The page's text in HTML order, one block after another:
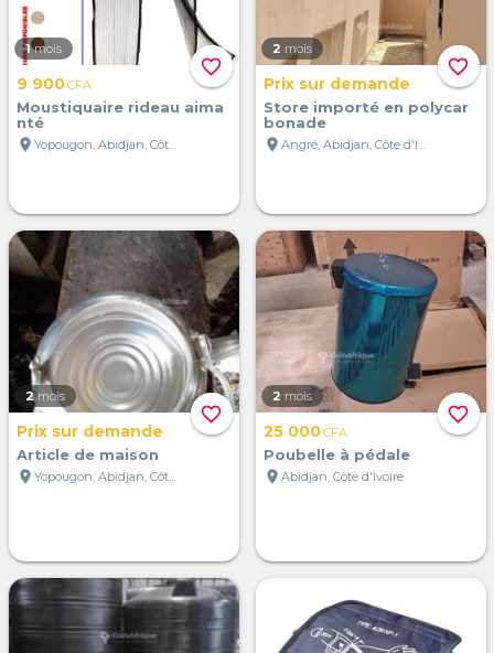
favorite_border
1 mois
9 900CFA
Moustiquaire rideau aima
nté
location_on
Yopougon, Abidjan, Côte d'Ivoire
favorite_border
2 mois
Prix sur demande
Store importé en polycar
bonade
location_on
Angré, Abidjan, Côte d'Ivoire
favorite_border
2 mois
Prix sur demande
Article de maison
location_on
Yopougon, Abidjan, Côte d'Ivoire
favorite_border
2 mois
25 000CFA
Poubelle à pédale
location_on Abidjan, Côte d'Ivoire